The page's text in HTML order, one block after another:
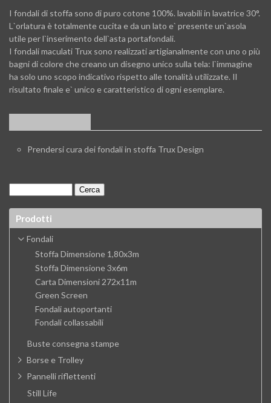
I fondali di stoffa sono di puro cotone 100%. lavabili in lavatrice 30°.
L`orlatura è totalmente cucita e da un lato e` presente un`asola
utile per l`inserimento dell`asta portafondali.
I fondali maculati Trux sono realizzati artigianalmente con uno o più
bagni di colore che creano un disegno unico sulla tela: l`immagine
ha solo uno scopo indicativo rispetto alle tonalità utilizzate. Il
risultato finale e` unico e caratteristico di ogni esemplare.
Prendersi cura dei fondali in stoffa Trux Design
Prodotti
Fondali
Stoffa Dimensione 1,80x3m
Stoffa Dimensione 3x6m
Carta Dimensioni 272x11m
Green Screen
Fondali autoportanti
Fondali collassabili
Buste consegna stampe
Borse e Trolley
Pannelli riflettenti
Still Life